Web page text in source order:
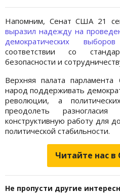
Напомним, Сенат США 21
выразил надежду на
демократических
соответствии со
безопасности и
Верхняя палата
народ поддерживать
революции, а
преодолеть
конструктивную работу для
политической стабильности.
Читайте нас в
Не пропусти другие